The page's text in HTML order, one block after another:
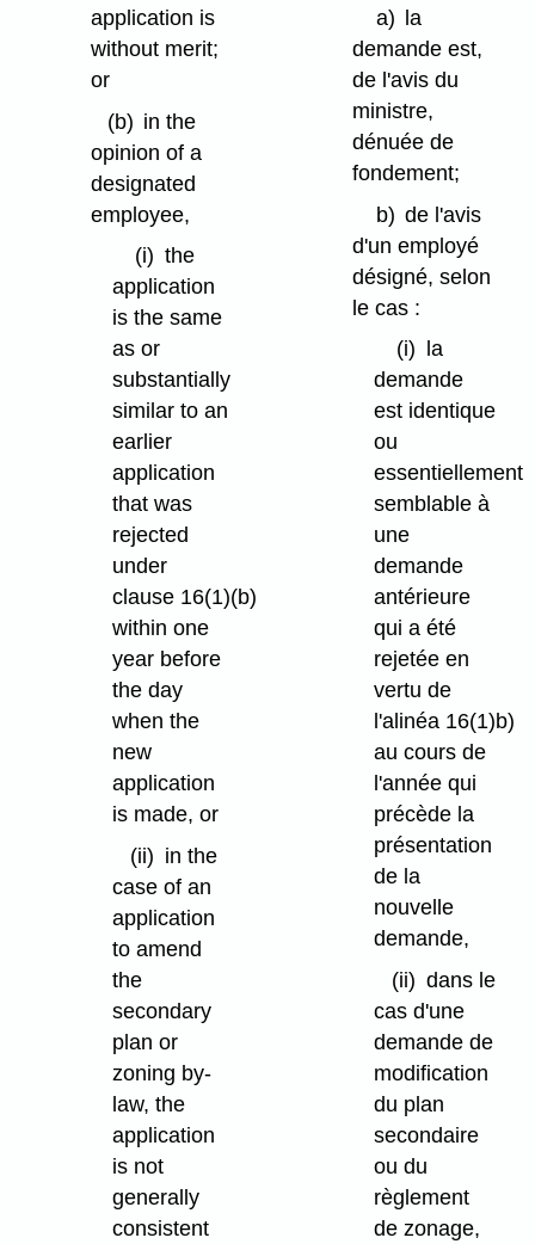
application is
without merit;
or
(b) in the
opinion of a
designated
employee,
(i) the
application
is the same
as or
substantially
similar to an
earlier
application
that was
rejected
under
clause 16(1)⁠(b)
within one
year before
the day
when the
new
application
is made, or
(ii) in the
case of an
application
to amend
the
secondary
plan or
zoning by-
law, the
application
is not
generally
consistent
a) la
demande est,
de l'avis du
ministre,
dénuée de
fondement;
b) de l'avis
d'un employé
désigné, selon
le cas :
(i)
la
demande
est identique
ou
essentiellement
semblable à
une
demande
antérieure
qui a été
rejetée en
vertu de
l'alinéa 16(1)b)
au cours de
l'année qui
précède la
présentation
de la
nouvelle
demande,
(ii) dans le
cas d'une
demande de
modification
du plan
secondaire
ou du
règlement
de zonage,